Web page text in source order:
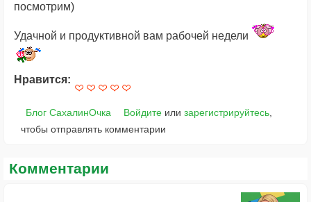
посмотрим)
Удачной и продуктивной вам рабочей недели
Нравится:
Блог СахалинОчка Войдитеили зарегистрируйтесь,
чтобы отправлять комментарии
Комментарии